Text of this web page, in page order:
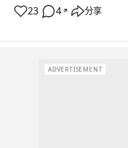
23 4 ↗ 分享
ADVERTISEMENT